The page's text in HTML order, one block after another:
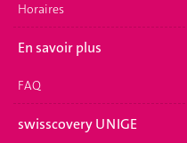
Horaires
En savoir plus
FAQ
swisscovery UNIGE